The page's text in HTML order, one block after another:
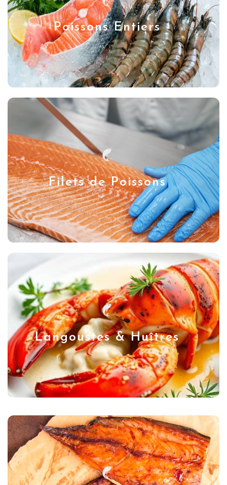
Poissons Entiers
Filets de Poissons
Langoustes & Huîtres